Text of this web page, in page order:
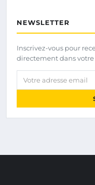
NEWSLETTER
Inscrivez-vous pour
directement dans
Votre adresse email